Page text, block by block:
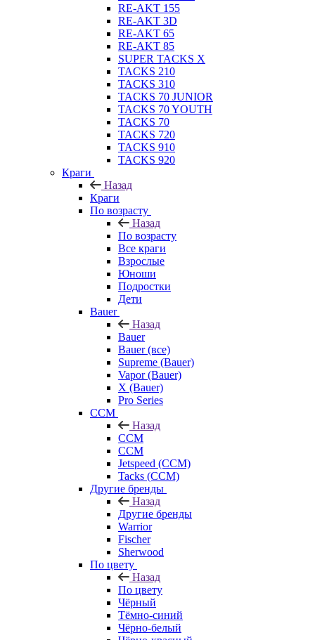
RE-AKT 155
RE-AKT 3D
RE-AKT 65
RE-AKT 85
SUPER TACKS X
TACKS 210
TACKS 310
TACKS 70 JUNIOR
TACKS 70 YOUTH
TACKS 70
TACKS 720
TACKS 910
TACKS 920
Краги
Назад
Краги
По возрасту
Назад
По возрасту
Все краги
Взрослые
Юноши
Подростки
Дети
Bauer
Назад
Bauer
Bauer (все)
Supreme (Bauer)
Vapor (Bauer)
X (Bauer)
Pro Series
CCM
Назад
CCM
CCM
Jetspeed (CCM)
Tacks (CCM)
Другие бренды
Назад
Другие бренды
Warrior
Fischer
Sherwood
По цвету
Назад
По цвету
Чёрный
Тёмно-синий
Чёрно-белый